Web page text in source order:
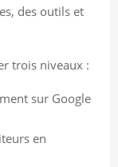
des outils et
trois niveaux :
sur Google
en